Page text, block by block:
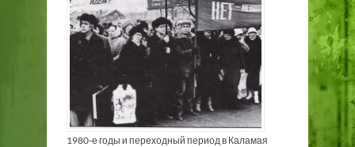
1980-е годы и переходный период в Каламая